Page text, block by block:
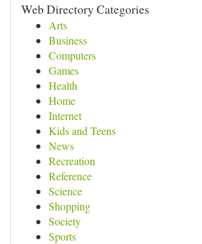
Web Directory Categories
Arts
Business
Computers
Games
Health
Home
Internet
Kids and Teens
News
Recreation
Reference
Science
Shopping
Society
Sports